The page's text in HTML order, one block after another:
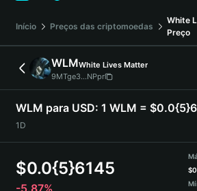
Français
Deutsch
简体中文
繁體中文
Português (Portugal)
Bahasa Indonesia
ภาษาไทย
हिन्दी
Español
Início Preços das criptomoedas
White
Preço
WLMWhite Lives Matter
9MTge3...NPpr
WLM para USD: 1 WLM =
1D
$0.0{5}6145
$